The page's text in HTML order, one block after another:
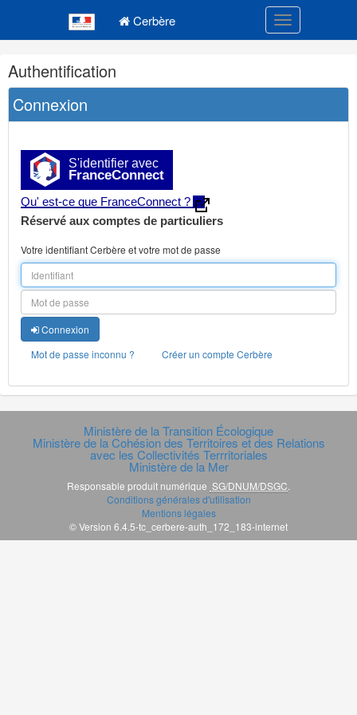
Cerbère Toggle
Navigation
et
outils
annexes
Authentification
Connexion
S'identifier avec
FranceConnect
Qu' est-ce que FranceConnect ?
Réservé aux comptes de particuliers
Votre identifiant Cerbère et votre mot de passe
Connexion
Mot de passe inconnu ?
Créer un compte Cerbère
Ministère de la Transition Écologique
Ministère de la Cohésion des Territoires et des Relations
avec les Collectivités Terrritoriales
Ministère de la Mer
Responsable produit numérique SG/DNUM/DSGC.
Conditions générales d'utilisation
Mentions légales
© Version 6.4.5-tc_cerbere-auth_172_183-internet